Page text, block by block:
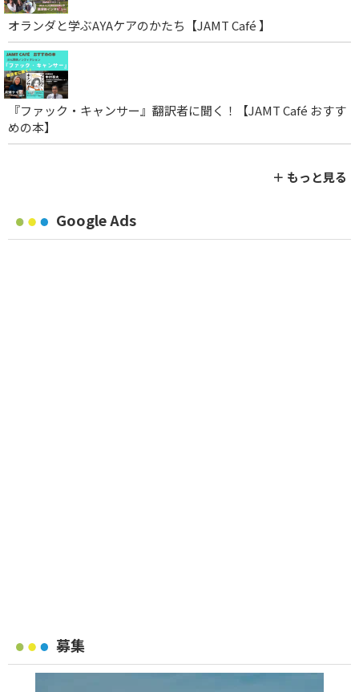
オランダと学ぶAYAケアのかたち【JAMT Café 】
『ファック・キャンサー』翻訳者に聞く！【JAMT Café おすす
めの本】
＋ もっと見る
Google Ads
募集